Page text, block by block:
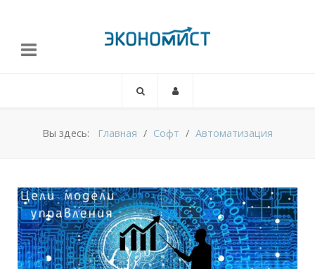
Вы здесь: Главная Софт Автоматизация